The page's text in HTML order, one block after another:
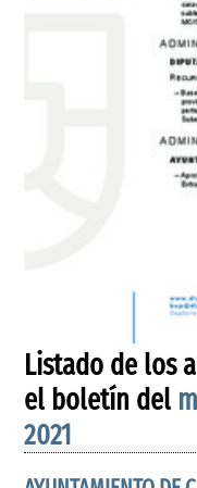
Listado de los
el boletín del
2021